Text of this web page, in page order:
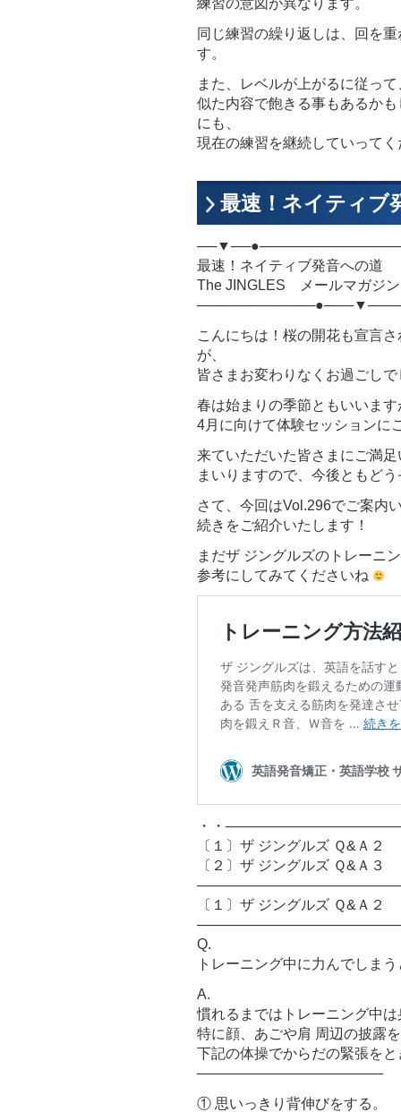
同じ練習の繰り返しは、回を
す。
また、レベルが上がるに従っ
似た内容で飽きる事もあるか
にも、
現在の練習を継続していって
最速！ネイティブ
最速！ネイティブ発音への道
The JINGLES メールマガジン
こんにちは！桜の開花も宣言
が、
皆さまお変わりなくお過ごし
春は始まりの季節ともいいま
4月に向けて体験セッションに
来ていただいた皆さまにご満
まいりますので、今後ともど
さて、今回はVol.296でご案内
続きをご紹介いたします！
まだザ ジングルズのトレーニ
参考にしてみてくださいね
・・
〔１〕ザ ジングルズ Ｑ&Ａ２
〔２〕ザ ジングルズ Ｑ&Ａ３
〔１〕ザ ジングルズ Ｑ&Ａ２
Q.
トレーニング中に力んでしま
A.
慣れるまではトレーニング中
特に顔、あごや肩 周辺の披露
下記の体操でからだの緊張を
—————————————
① 思いっきり背伸びをする。